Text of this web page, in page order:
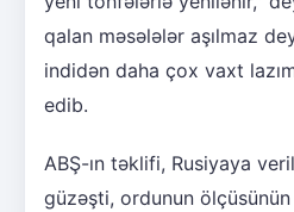
qalan məsələlər aşılmaz
indidən daha çox vaxt
edib.
ABŞ-ın təklifi, Rusiyaya
güzəşti, ordunun ölçüsünün